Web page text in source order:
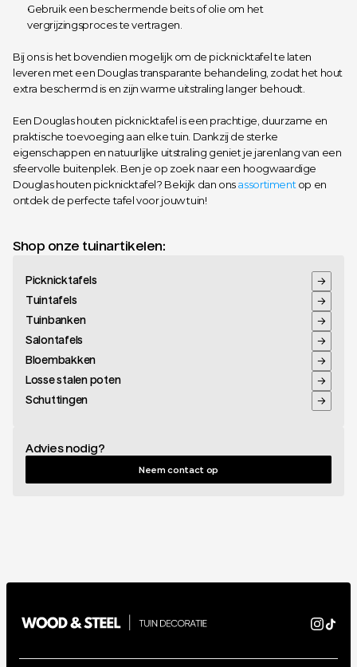
Gebruik een beschermende beits of olie om het
vergrijzingsproces te vertragen.
Bij ons is het bovendien mogelijk om de picknicktafel te laten
leveren met een Douglas transparante behandeling, zodat het hout
extra beschermd is en zijn warme uitstraling langer behoudt.
Een Douglas houten picknicktafel is een prachtige, duurzame en
praktische toevoeging aan elke tuin. Dankzij de sterke
eigenschappen en natuurlijke uitstraling geniet je jarenlang van een
sfeervolle buitenplek. Ben je op zoek naar een hoogwaardige
Douglas houten picknicktafel? Bekijk dan ons assortiment op en
ontdek de perfecte tafel voor jouw tuin!
Shop onze tuinartikelen:
Picknicktafels
Tuintafels
Tuinbanken
Salontafels
Bloembakken
Losse stalen poten
Schuttingen
Advies nodig?
Neem contact op